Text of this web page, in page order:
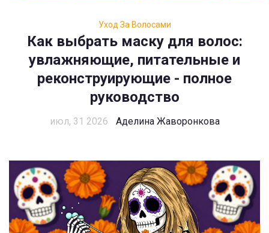
Уход За Волосами
Как выбрать маску для волос:
увлажняющие, питательные и
реконструирующие - полное
руководство
июл, 31 2026 Аделина Жаворонкова